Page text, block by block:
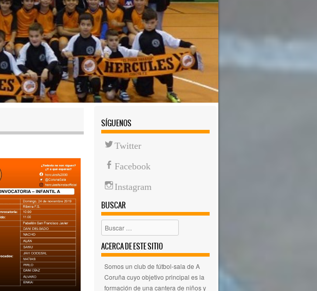
SÍGUENOS
Twitter
Facebook
Instagram
BUSCAR
Buscar
ACERCA DE ESTE SITIO
Somos un club de fútbol-sala de A
Coruña cuyo objetivo principal es la
formación de una cantera de niños y